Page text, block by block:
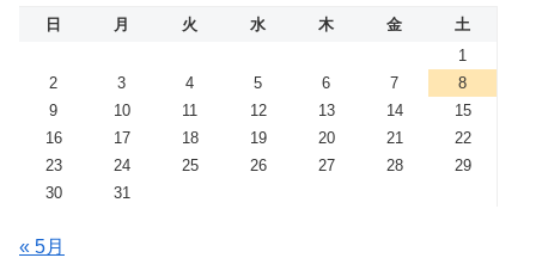
日 月 火 水 木 金
土
1
2
3 4 5 6 7
8
9
10 11 12 13 14
15
16
17 18 19 20 21
22
23
24 25 26 27 28
29
30
31
« 5月